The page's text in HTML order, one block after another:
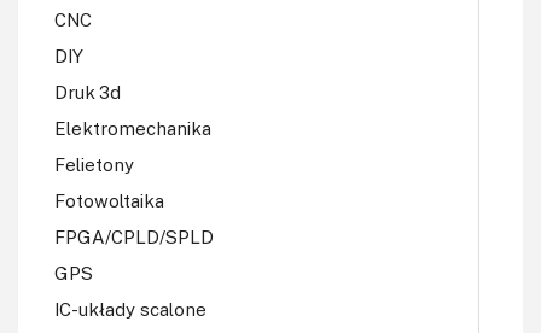
CNC
DIY
Druk 3d
Elektromechanika
Felietony
Fotowoltaika
FPGA/CPLD/SPLD
GPS
IC-układy scalone